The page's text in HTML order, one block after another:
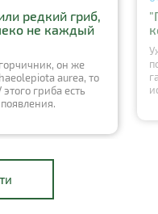
редкий гриб,
не каждый
он же
aurea, то
гриба есть